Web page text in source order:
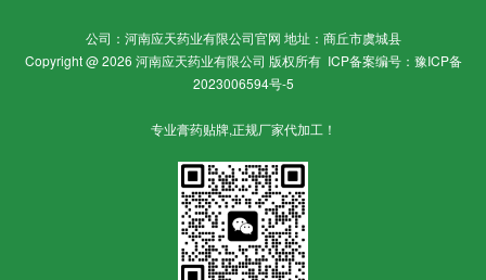
公司：河南应天药业有限公司官网 地址：商丘市虞城县
Copyright @ 2026 河南应天药业有限公司 版权所有 ICP备案编号：豫ICP备
2023006594号-5
专业膏药贴牌,正规厂家代加工！